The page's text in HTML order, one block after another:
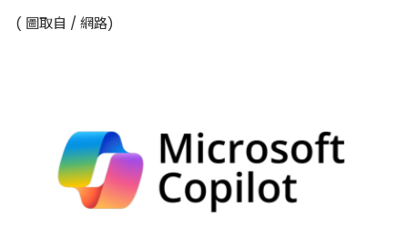
( 圖取自 / 網路)